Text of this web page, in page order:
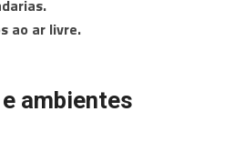
ao ar livre.
ambientes